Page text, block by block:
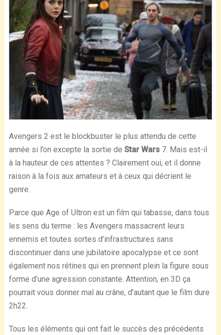
Avengers 2 est le blockbuster le plus attendu de cette
année si l’on excepte la sortie de Star Wars7. Mais est-il
à la hauteur de ces attentes ? Clairement oui, et il donne
raison à la fois aux amateurs et à ceux qui décrient le
genre.
Parce que Age of Ultron est un film qui tabasse, dans tous
les sens du terme : les Avengers massacrent leurs
ennemis et toutes sortes d’infrastructures sans
discontinuer dans une jubilatoire apocalypse et ce sont
également nos rétines qui en prennent plein la figure sous
forme d’une agression constante. Attention, en 3D ça
pourrait vous donner mal au crâne, d’autant que le film dure
2h22.
Tous les éléments qui ont fait le succès des précédents